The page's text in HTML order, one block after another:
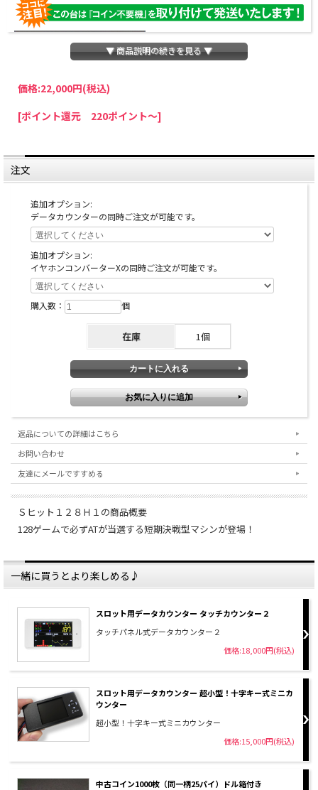
パチスロわっしょいでは、全ての台に「コイン不要機」を無料で取り付けて発送さ
せていただいております。コイン不要機をご利用になられますと、コインが必要な
ていただきましたら、ご注文価格より2000円引きいたします。
※在庫切れの台でも入荷している場合がありますので、電話かメールにてお問い合
わせ下さい。
▼ 商品説明の続きを見る ▼
価格:22,000円(税込)
[ポイント還元 220ポイント～]
注文
追加オプション:
データカウンターの同時ご注文が可能です。
追加オプション:
イヤホンコンバーターXの同時ご注文が可能です。
購入数： 個
在庫 1個
返品についての詳細はこちら
お問い合わせ
友達にメールですすめる
Ｓヒット１２８Ｈ１の商品概要
128ゲームで必ずATが当選する短期決戦型マシンが登場！
一緒に買うとより楽しめる♪
スロット用データカウンター タッチカウンター２
タッチパネル式データカウンター２
価格:18,000円(税込)
スロット用データカウンター 超小型！十字キー式ミニカ
ウンター
超小型！十字キー式ミニカウンター
価格:15,000円(税込)
中古コイン1000枚（同一柄25パイ）ドル箱付き